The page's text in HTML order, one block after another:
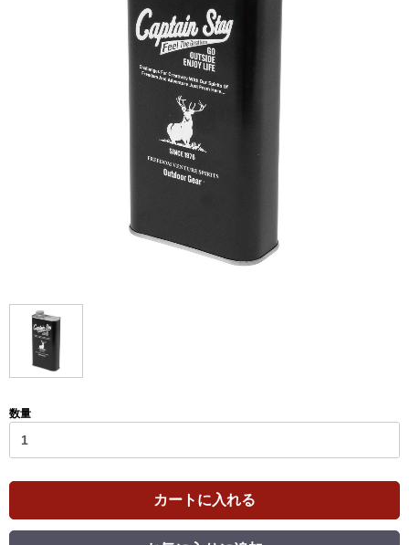
数量
カートに入れる